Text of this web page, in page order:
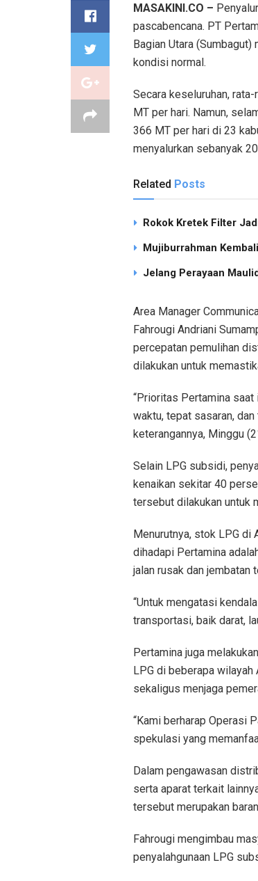
MASAKINI.CO –
pascabencana. PT
Bagian Utara
kondisi normal.
Secara keseluruhan,
MT per hari. Namun,
366 MT per hari di 23
menyalurkan sebanyak
Related Posts
Rokok Kretek Filter
Mujiburrahman
Jelang Perayaan
Area Manager
Fahrougi Andriani
percepatan pemulihan
dilakukan untuk
“Prioritas Pertamina saat
waktu, tepat sasaran,
keterangannya, Minggu
Selain LPG subsidi,
kenaikan sekitar 40
tersebut dilakukan untuk
Menurutnya, stok LPG di
dihadapi Pertamina
jalan rusak dan jembatan
“Untuk mengatasi
transportasi, baik darat,
Pertamina juga
LPG di beberapa
sekaligus menjaga
“Kami berharap Operasi
spekulasi yang
Dalam pengawasan
serta aparat terkait
tersebut merupakan
Fahrougi mengimbau
penyalahgunaan LPG